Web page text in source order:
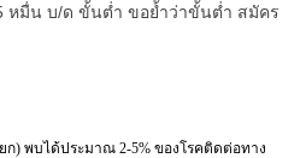
หมื่น บ/ด ขั้นต่ำ ขอย้ำว่าขั้นต่ำ สมัคร
ก) พบได้ประมาณ 2-5% ของโรคติดต่อทาง